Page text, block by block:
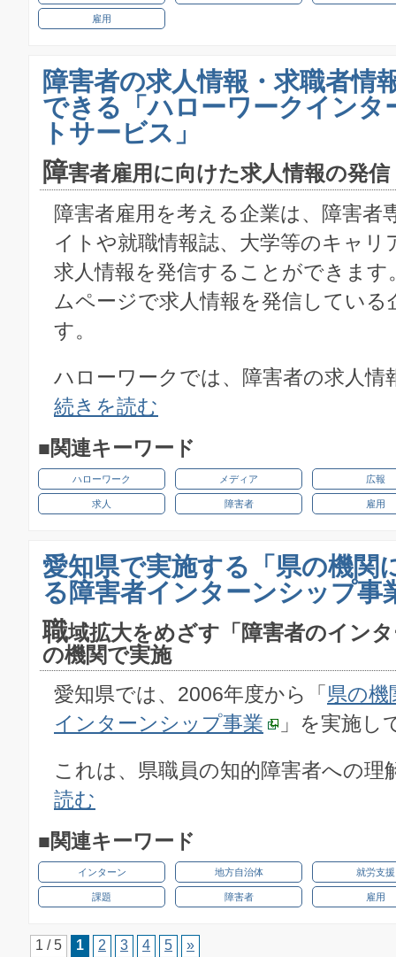
雇用
障害者の求人情報・求職者情
できる「ハローワークインタ
トサービス」
障害者雇用に向けた求人情報の発信
障害者雇用を考える企業は、障害者
イトや就職情報誌、大学等のキャリ
求人情報を発信することができます
ムページで求人情報を発信している
す。
ハローワークでは、障害者の求人情
続きを読む
■関連キーワード
ハローワーク メディア 広報
求人 障害者 雇用
愛知県で実施する「県の機関
る障害者インターンシップ事
職域拡大をめざす「障害者のイン
の機関で実施
愛知県では、2006年度から「 県の機
インターンシップ事業
」を実施し
これは、県職員の知的障害者への
読む
■関連キーワード
インターン 地方自治体 就労支援
課題 障害者 雇用
1 / 5 1 2 3 4 5 »